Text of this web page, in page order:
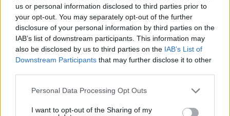
us or personal information disclosed to third parties prior to
your opt-out. You may separately opt-out of the further
disclosure of your personal information by third parties on the
IAB’s list of downstream participants. This information may
also be disclosed by us to third parties on the IAB’s List of
Downstream Participants that may further disclose it to other
Please note that this website/app uses one or more Google
not limited to your visit or usage behaviour. You may click to
Personal Data Processing Opt Outs
I want to opt-out of the Sharing of my